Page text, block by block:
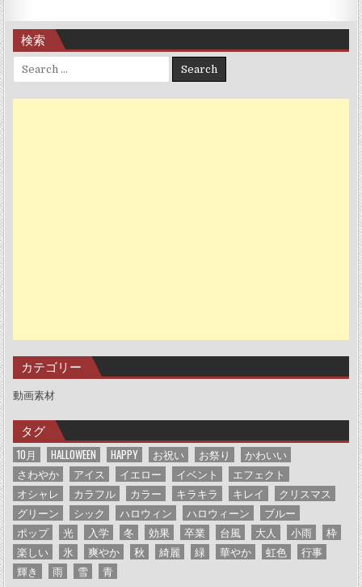
検索
Search for:
カテゴリー
動画素材
タグ
10月 HALLOWEEN HAPPY お祝い お祭り
かわいい
さわやか
アイス イエロー イベント
エフェクト
オシャレ
カラフル カラー キラキラ キレイ
クリスマス
グリーン
シック ハロウィン ハロウィーン
ブルー
ポップ
光 入学 冬 効果 卒業 台風 大人 小雨
枠
楽しい
氷 爽やか 秋 綺麗 緑 華やか 虹色
行事
輝き
雨 雪 青